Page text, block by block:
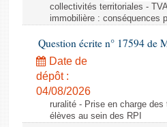
collectivités territoriales -
immobilière : conséquences
Question écrite n° 17594 de
Date de
dépôt :
04/08/2026
ruralité - Prise en charge
élèves au sein des RPI